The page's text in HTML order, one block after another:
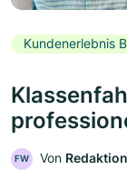
Kundenerlebnis
FW Von